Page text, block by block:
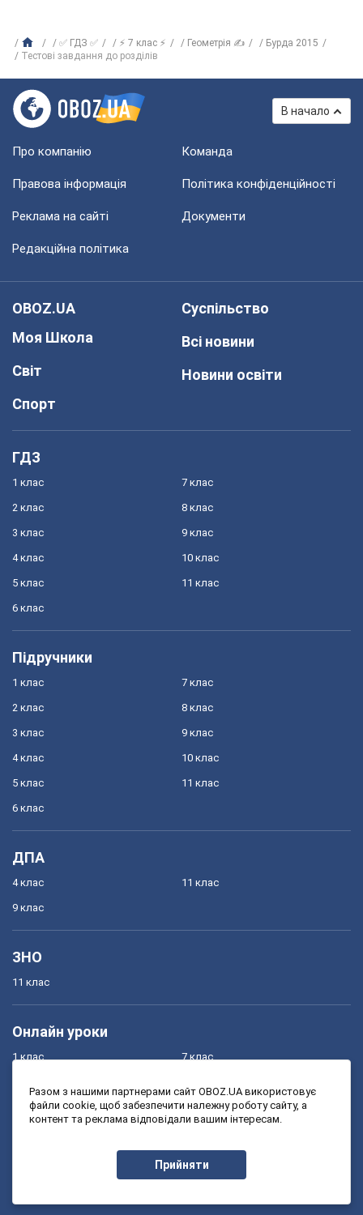
✅ ГДЗ ✅ ⚡ 7 клас ⚡ Геометрія ✍
Бурда 2015
Тестові завдання до розділів
В начало
Про компанію Команда
Правова інформація Політика конфіденційності
Реклама на сайті Документи
Редакційна політика
OBOZ.UA
Моя Школа
Світ
Спорт
Суспільство
Всі новини
Новини освіти
ГДЗ
1 клас
2 клас
3 клас
4 клас
5 клас
6 клас
7 клас
8 клас
9 клас
10 клас
11 клас
Підручники
1 клас
2 клас
3 клас
4 клас
5 клас
6 клас
7 клас
8 клас
9 клас
10 клас
11 клас
ДПА
4 клас
9 клас
11 клас
ЗНО
11 клас
Онлайн уроки
1 клас
3 клас
7 клас
9 клас
Разом з нашими партнерами сайт OBOZ.UA використовує
файли cookie, щоб забезпечити належну роботу сайту, а
контент та реклама відповідали вашим інтересам.
Прийняти